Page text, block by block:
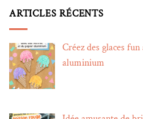
ARTICLES RÉCENTS
Créez des glaces
aluminium